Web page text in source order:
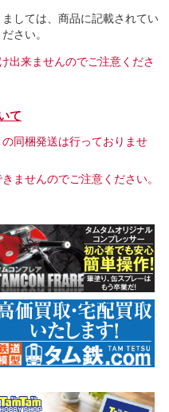
しては、商品に記載されてい
さい。
出来ませんのでご注意くださ
て
同梱発送は行っておりませ
ませんのでご注意ください。